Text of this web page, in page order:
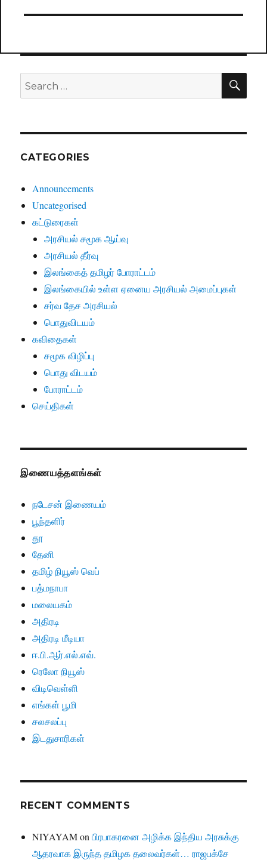
Search
for:
CATEGORIES
Announcements
Uncategorised
கட்டுரைகள்
அரசியல் சமூக ஆய்வு
அரசியல் தீர்வு
இலங்கைத் தமிழர் போராட்டம்
இலங்கையில் உள்ள ஏனைய அரசியல் அமைப்புகள்
சர்வ தேச அரசியல்
பொதுவிடயம்
கவிதைகள்
சமூக விழிப்பு
பொது விடயம்
போராட்டம்
செய்திகள்
இணையத்தளங்கள்
நடேசன் இணையம்
பூந்தளிர்
தூ
தேனி
தமிழ் நியூஸ் வெப்
பத்மநாபா
மலையகம்
அதிரடி
அதிரடி மீடியா
ஈ.பி.ஆர்.எல்.எவ்.
ரெலோ நியூஸ்
விடிவெள்ளி
எங்கள் பூமி
சலசலப்பு
இடதுசாரிகள்
RECENT COMMENTS
NIYAYAMonபிரபாகரனை அழிக்க இந்திய அரசுக்கு
ஆதரவாக இருந்த தமிழக தலைவர்கள்… ராஜபக்சே